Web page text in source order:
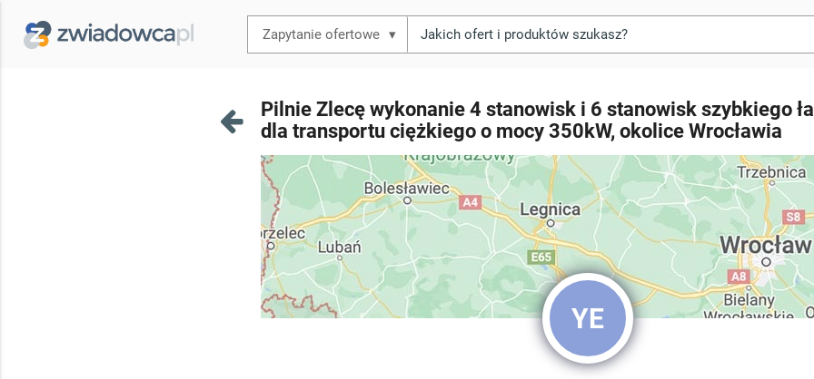
▾
Pilnie Zlecę wykonanie 4 stanowisk i 6 stanowisk szybkiego
dla transportu ciężkiego o mocy 350kW, okolice Wrocławia
YE